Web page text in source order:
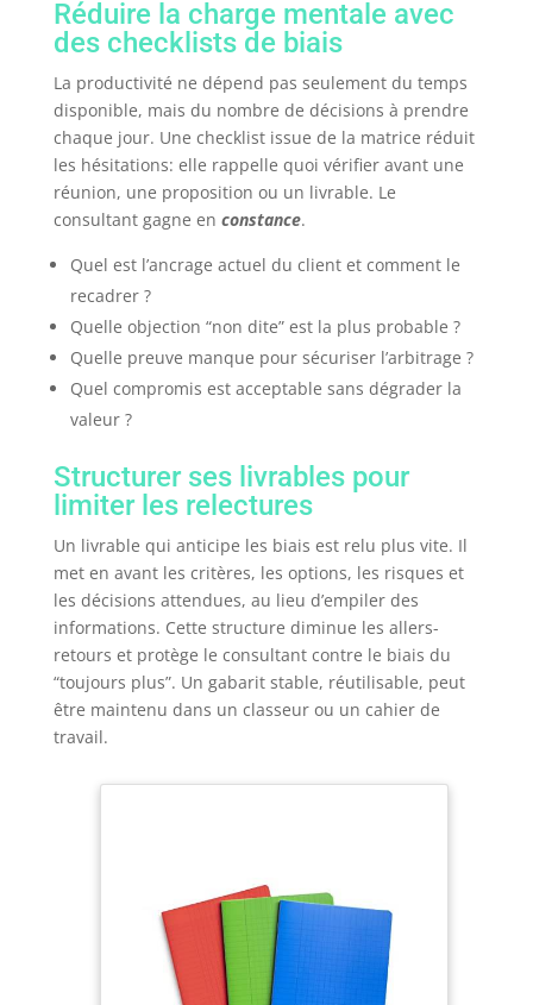
Réduire la charge mentale avec
des checklists de biais
La productivité ne dépend pas seulement du temps
disponible, mais du nombre de décisions à prendre
chaque jour. Une checklist issue de la matrice réduit
les hésitations: elle rappelle quoi vérifier avant une
réunion, une proposition ou un livrable. Le
consultant gagne en constance.
Quel est l’ancrage actuel du client et comment le
recadrer ?
Quelle objection “non dite” est la plus probable ?
Quelle preuve manque pour sécuriser l’arbitrage ?
Quel compromis est acceptable sans dégrader la
valeur ?
Structurer ses livrables pour
limiter les relectures
Un livrable qui anticipe les biais est relu plus vite. Il
met en avant les critères, les options, les risques et
les décisions attendues, au lieu d’empiler des
informations. Cette structure diminue les allers-
retours et protège le consultant contre le biais du
“toujours plus”. Un gabarit stable, réutilisable, peut
être maintenu dans un classeur ou un cahier de
travail.